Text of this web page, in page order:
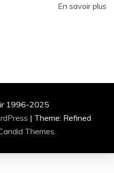
En savoir plus
1996-2025
| Theme: Refined
Themes